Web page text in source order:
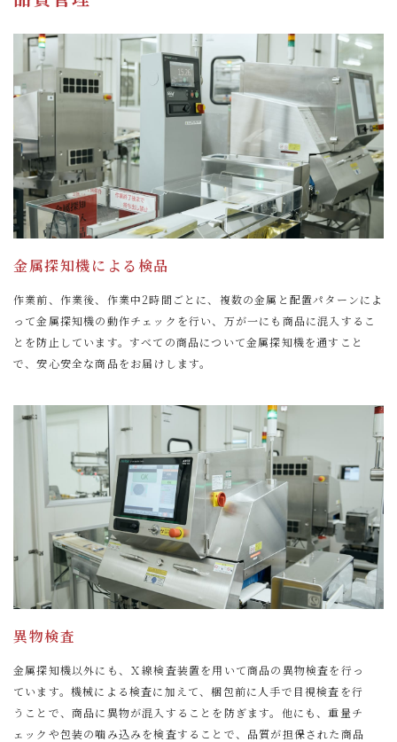
金属探知機による検品
作業前、作業後、作業中2時間ごとに、複数の金属と配置パターンによ
って金属探知機の動作チェックを行い、万が一にも商品に混入するこ
とを防止しています。すべての商品について金属探知機を通すこと
で、安心安全な商品をお届けします。
異物検査
金属探知機以外にも、Ｘ線検査装置を用いて商品の異物検査を行っ
ています。機械による検査に加えて、梱包前に人手で目視検査を行
うことで、商品に異物が混入することを防ぎます。他にも、重量チ
ェックや包装の噛み込みを検査することで、品質が担保された商品